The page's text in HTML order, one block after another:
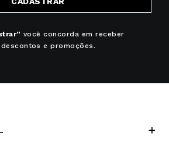
você concorda em receber
e promoções.
+